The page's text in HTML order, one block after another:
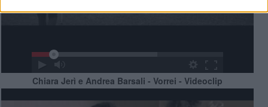
Chiara Jerì e Andrea Barsali - Vorrei - Videoclip